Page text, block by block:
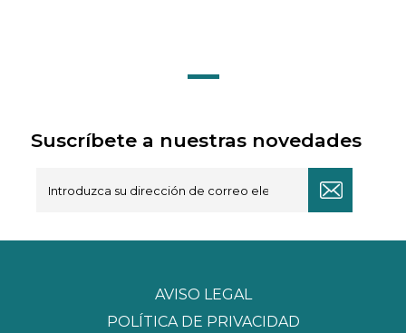
Suscríbete a nuestras novedades
AVISO LEGAL
POLÍTICA DE PRIVACIDAD